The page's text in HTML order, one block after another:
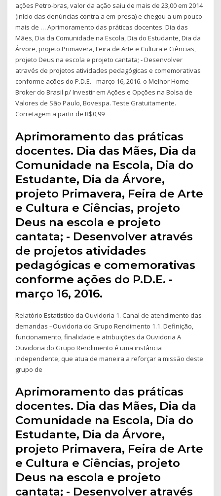
ações Petro-bras, valor da ação saiu de mais de 23,00 em 2014
(início das denúncias contra a em-presa) e chegou a um pouco
mais de … Aprimoramento das práticas docentes. Dia das
Mães, Dia da Comunidade na Escola, Dia do Estudante, Dia da
Árvore, projeto Primavera, Feira de Arte e Cultura e Ciências,
projeto Deus na escola e projeto cantata; - Desenvolver
através de projetos atividades pedagógicas e comemorativas
conforme ações do P.D.E. - março 16, 2016. o Melhor Home
Broker do Brasil p/ Investir em Ações e Opções na Bolsa de
Valores de São Paulo, Bovespa. Teste Gratuitamente.
Corretagem a partir de R$0,99
Aprimoramento das práticas
docentes. Dia das Mães, Dia da
Comunidade na Escola, Dia do
Estudante, Dia da Árvore,
projeto Primavera, Feira de Arte
e Cultura e Ciências, projeto
Deus na escola e projeto
cantata; - Desenvolver através
de projetos atividades
pedagógicas e comemorativas
conforme ações do P.D.E. -
março 16, 2016.
Relatório Estatístico da Ouvidoria 1. Canal de atendimento das
demandas –Ouvidoria do Grupo Rendimento 1.1. Definição,
funcionamento, finalidade e atribuições da Ouvidoria A
Ouvidoria do Grupo Rendimento é uma instância
independente, que atua de maneira a reforçar a missão deste
grupo de
Aprimoramento das práticas
docentes. Dia das Mães, Dia da
Comunidade na Escola, Dia do
Estudante, Dia da Árvore,
projeto Primavera, Feira de Arte
e Cultura e Ciências, projeto
Deus na escola e projeto
cantata; - Desenvolver através